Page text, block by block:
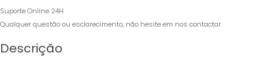
Suporte Online 24H
Qualquer questão ou esclarecimento, não hesite em nos contactar
Descrição